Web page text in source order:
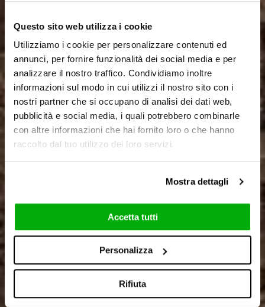
Questo sito web utilizza i cookie
Utilizziamo i cookie per personalizzare contenuti ed
annunci, per fornire funzionalità dei social media e per
analizzare il nostro traffico. Condividiamo inoltre
informazioni sul modo in cui utilizzi il nostro sito con i
nostri partner che si occupano di analisi dei dati web,
pubblicità e social media, i quali potrebbero combinarle
con altre informazioni che hai fornito loro o che hanno
raccolto dal tuo utilizzo dei loro servizi.
Mostra dettagli
Accetta tutti
Personalizza
Rifiuta